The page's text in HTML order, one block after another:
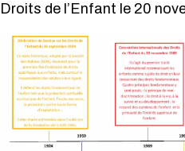
Droits de l’Enfant le 20